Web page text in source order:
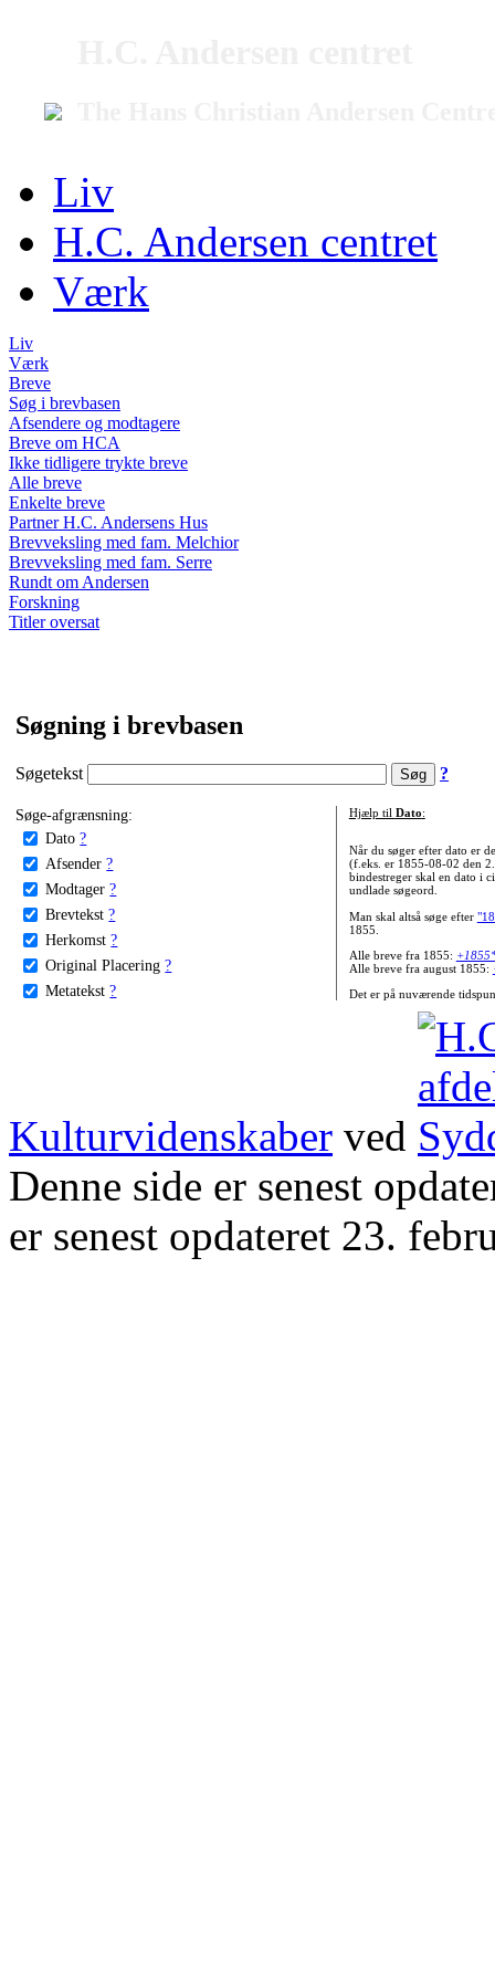
Liv
H.C. Andersen centret
Værk
Liv
Værk
Breve
Søg i brevbasen
Afsendere og modtagere
Breve om HCA
Ikke tidligere trykte breve
Alle breve
Enkelte breve
Partner H.C. Andersens Hus
Brevveksling med fam. Melchior
Brevveksling med fam. Serre
Rundt om Andersen
Forskning
Titler oversat
Søgning i brevbasen
Søgetekst ?
Søge-afgrænsning:
Dato ?
Afsender ?
Modtager ?
Brevtekst ?
Herkomst ?
Original Placering ?
Metatekst ?
Hjælp til Dato:
Når du søger efter dato er
(f.eks. er 1855-08-02 den
bindestreger skal en dato i
undlade søgeord.
Man skal altså søge efter
1855.
Alle breve fra 1855:
Alle breve fra august 1855:
Det er på nuværende
Kulturvidenskaber ved
Denne side er senest
er senest opdateret 23.